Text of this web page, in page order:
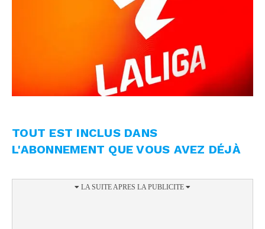
TOUT EST INCLUS DANS
L'ABONNEMENT QUE VOUS AVEZ DÉJÀ